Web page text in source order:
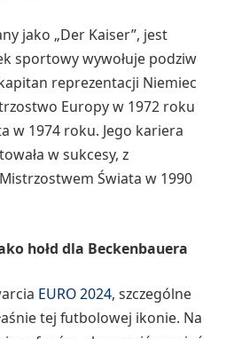
jako „Der Kaiser”, jest
sportowy wywołuje podziw
reprezentacji Niemiec
Europy w 1972 roku
w 1974 roku. Jego kariera
w sukcesy, z
Świata w 1990
hołd dla Beckenbauera
EURO 2024, szczególne
tej futbolowej ikonie. Na